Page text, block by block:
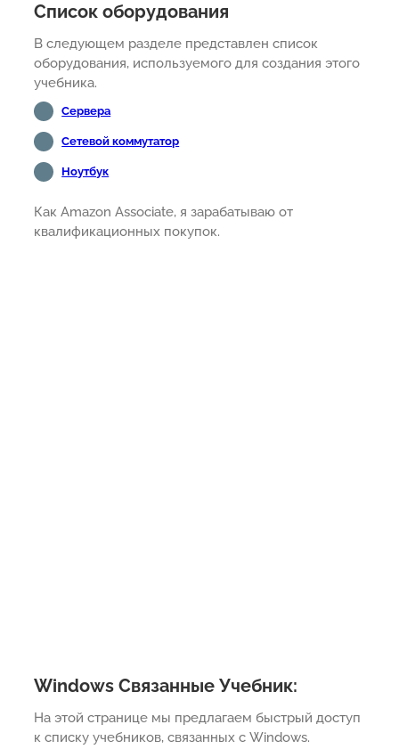
Список оборудования
В следующем разделе представлен список
оборудования, используемого для создания этого
учебника.
Сервера
Сетевой коммутатор
Ноутбук
Как Amazon Associate, я зарабатываю от
квалификационных покупок.
Windows Связанные Учебник:
На этой странице мы предлагаем быстрый доступ
к списку учебников, связанных с Windows.